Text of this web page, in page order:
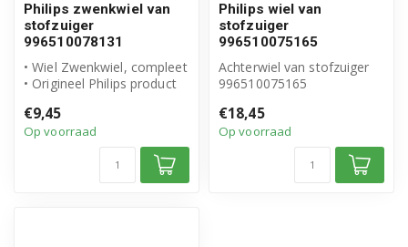
Philips zwenkwiel van
stofzuiger
996510078131
• Wiel Zwenkwiel, compleet
• Origineel Philips product
€9,45
Op voorraad
Philips wiel van
stofzuiger
996510075165
Achterwiel van stofzuiger
996510075165
€18,45
Op voorraad